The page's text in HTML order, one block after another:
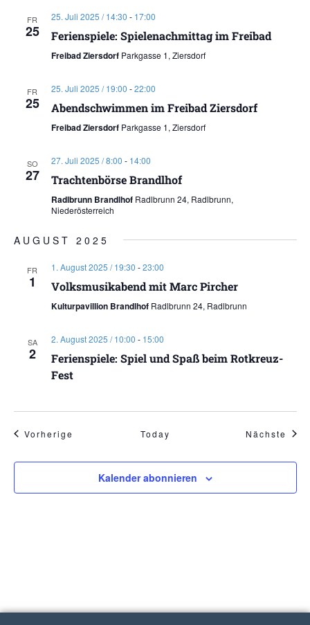
FR
25
25. Juli 2025 / 14:30 - 17:00
Ferienspiele: Spielenachmittag im Freibad
Freibad Ziersdorf Parkgasse 1, Ziersdorf
FR
25
25. Juli 2025 / 19:00 -22:00
Abendschwimmen im Freibad Ziersdorf
Freibad Ziersdorf Parkgasse 1, Ziersdorf
SO
27
27. Juli 2025 / 8:00 - 14:00
Trachtenbörse Brandlhof
Radlbrunn Brandlhof Radlbrunn 24, Radlbrunn,
Niederösterreich
AUGUST 2025
FR
1
1. August 2025 / 19:30 -23:00
Volksmusikabend mit Marc Pircher
Kulturpavillion Brandlhof Radlbrunn 24, Radlbrunn
SA
2
2. August 2025 / 10:00 - 15:00
Ferienspiele: Spiel und Spaß beim Rotkreuz-
Fest
Vorherige VeranstaltungenToday Nächste
Kalender abonnieren